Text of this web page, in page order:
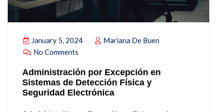
January 5, 2024
Mariana De Buen
No Comments
Administración por Excepción en
Sistemas de Detección Física y
Seguridad Electrónica